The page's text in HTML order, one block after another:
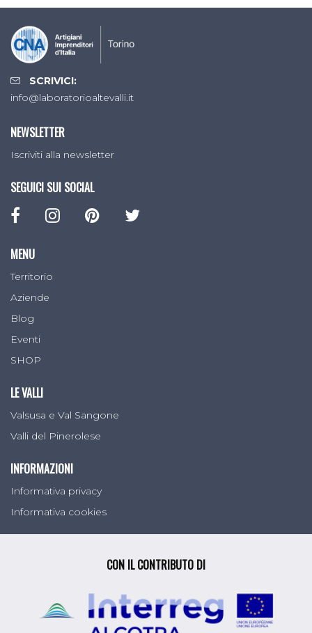
SCRIVICI:
info@laboratorioaltevalli.it
NEWSLETTER
Iscriviti alla newsletter
SEGUICI SUI SOCIAL
MENU
Territorio
Aziende
Blog
Eventi
SHOP
LE VALLI
Valsusa e Val Sangone
Valli del Pinerolese
INFORMAZIONI
Informativa privacy
Informativa cookies
CON IL CONTRIBUTO DI